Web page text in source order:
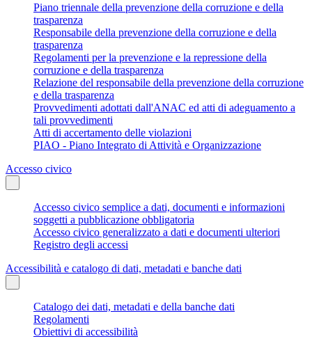
Piano triennale della prevenzione della corruzione e della
trasparenza
Responsabile della prevenzione della corruzione e della
trasparenza
Regolamenti per la prevenzione e la repressione della
corruzione e della trasparenza
Relazione del responsabile della prevenzione della corruzione
e della trasparenza
Provvedimenti adottati dall'ANAC ed atti di adeguamento a
tali provvedimenti
Atti di accertamento delle violazioni
PIAO - Piano Integrato di Attività e Organizzazione
Accesso civico
Accesso civico semplice a dati, documenti e informazioni
soggetti a pubblicazione obbligatoria
Accesso civico generalizzato a dati e documenti ulteriori
Registro degli accessi
Accessibilità e catalogo di dati, metadati e banche dati
Catalogo dei dati, metadati e della banche dati
Regolamenti
Obiettivi di accessibilità